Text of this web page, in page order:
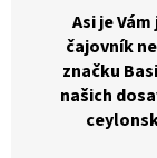
Asi je
čajovník
značku
našich